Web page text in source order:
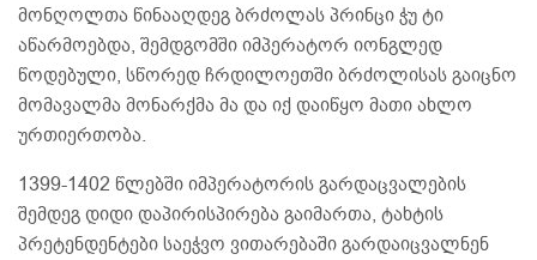
მონღოლთა წინააღდეგ ბრძოლას პრინცი ჭუ ტი
აწარმოებდა, შემდგომში იმპერატორ იონგლედ
წოდებული, სწორედ ჩრდილოეთში ბრძოლისას გაიცნო
მომავალმა მონარქმა მა და იქ დაიწყო მათი ახლო
ურთიერთობა.
1399-1402 წლებში იმპერატორის გარდაცვალების
შემდეგ დიდი დაპირისპირება გაიმართა, ტახტის
პრეტენდენტები საეჭვო ვითარებაში გარდაიცვალნენ